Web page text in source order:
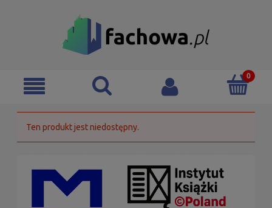
Ten produkt jest niedostępny.